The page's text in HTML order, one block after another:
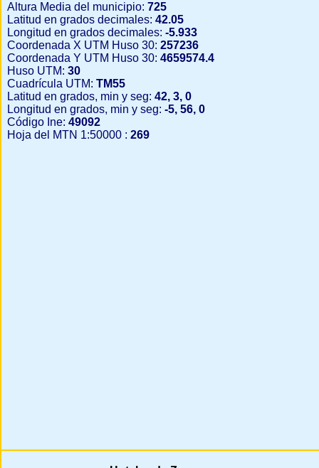
Altura Media del municipio: 725
Latitud en grados decimales: 42.05
Longitud en grados decimales: -5.933
Coordenada X UTM Huso 30: 257236
Coordenada Y UTM Huso 30: 4659574.4
Huso UTM: 30
Cuadrícula UTM: TM55
Latitud en grados, min y seg: 42, 3, 0
Longitud en grados, min y seg: -5, 56, 0
Código Ine: 49092
Hoja del MTN 1:50000 : 269